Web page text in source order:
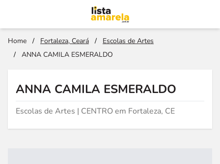
Home / Fortaleza, Ceará /
Escolas de Artes
/
ANNA CAMILA ESMERALDO
ANNA CAMILA ESMERALDO
Escolas de Artes | CENTRO em Fortaleza, CE